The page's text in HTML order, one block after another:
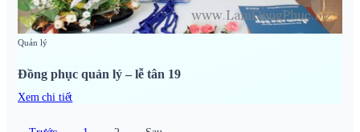
Quản lý
Đồng phục quản lý – lễ tân 19
Xem chi tiết